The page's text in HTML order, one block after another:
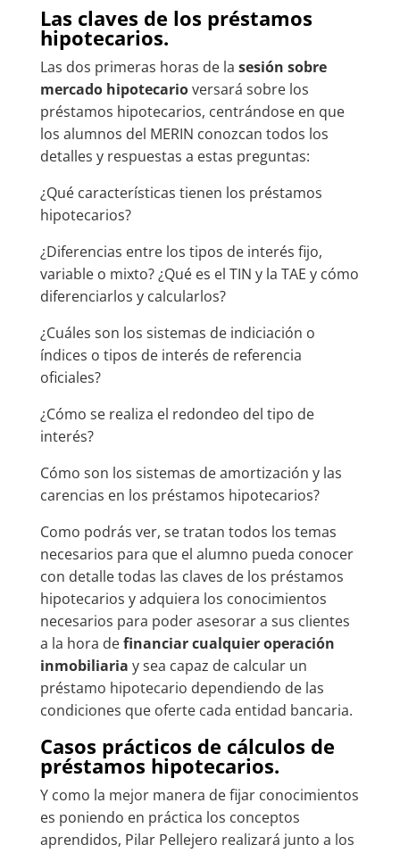
Las claves de los préstamos
hipotecarios.
Las dos primeras horas de la sesión sobre
mercado hipotecarioversará sobre los
préstamos hipotecarios, centrándose en que
los alumnos del MERIN conozcan todos los
detalles y respuestas a estas preguntas:
¿Qué características tienen los préstamos
hipotecarios?
¿Diferencias entre los tipos de interés fijo,
variable o mixto? ¿Qué es el TIN y la TAE y cómo
diferenciarlos y calcularlos?
¿Cuáles son los sistemas de indiciación o
índices o tipos de interés de referencia
oficiales?
¿Cómo se realiza el redondeo del tipo de
interés?
Cómo son los sistemas de amortización y las
carencias en los préstamos hipotecarios?
Como podrás ver, se tratan todos los temas
necesarios para que el alumno pueda conocer
con detalle todas las claves de los préstamos
hipotecarios y adquiera los conocimientos
necesarios para poder asesorar a sus clientes
a la hora definanciar cualquier operación
inmobiliaria y sea capaz de calcular un
préstamo hipotecario dependiendo de las
condiciones que oferte cada entidad bancaria.
Casos prácticos de cálculos de
préstamos hipotecarios.
Y como la mejor manera de fijar conocimientos
es poniendo en práctica los conceptos
aprendidos, Pilar Pellejero realizará junto a los